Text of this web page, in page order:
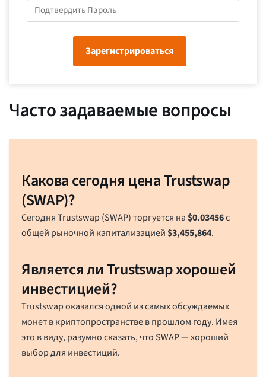
Зарегистрироваться
Часто задаваемые вопросы
Какова сегодня цена Trustswap
(SWAP)?
Сегодня Trustswap (SWAP) торгуется на$0.03456с
общей рыночной капитализацией$3,455,864.
Является ли Trustswap хорошей
инвестицией?
Trustswap оказался одной из самых обсуждаемых
монет в криптопространстве в прошлом году. Имея
это в виду, разумно сказать, что SWAP — хороший
выбор для инвестиций.